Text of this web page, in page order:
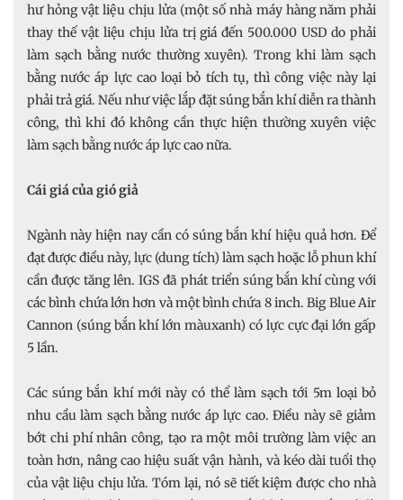
hư hỏng vật liệu chịu lửa (một số nhà máy hàng năm phải
thay thế vật liệu chịu lửa trị giá đến 500.000 USD do phải
làm sạch bằng nước thường xuyên). Trong khi làm sạch
bằng nước áp lực cao loại bỏ tích tụ, thì công việc này lại
phải trả giá. Nếu như việc lắp đặt súng bắn khí diễn ra thành
công, thì khi đó không cần thực hiện thường xuyên việc
làm sạch bằng nước áp lực cao nữa.
Cái giá của gió giả
Ngành này hiện nay cần có súng bắn khí hiệu quả hơn. Để
đạt được điều này, lực (dung tích) làm sạch hoặc lỗ phun khí
cần được tăng lên. IGS đã phát triển súng bắn khí cùng với
các bình chứa lớn hơn và một bình chứa 8 inch. Big Blue Air
Cannon (súng bắn khí lớn màuxanh) có lực cực đại lớn gấp
5 lần.
Các súng bắn khí mới này có thể làm sạch tới 5m loại bỏ
nhu cầu làm sạch bằng nước áp lực cao. Điều này sẽ giảm
bớt chi phí nhân công, tạo ra một môi trường làm việc an
toàn hơn, nâng cao hiệu suất vận hành, và kéo dài tuổi thọ
của vật liệu chịu lửa. Tóm lại, nó sẽ tiết kiệm được cho nhà